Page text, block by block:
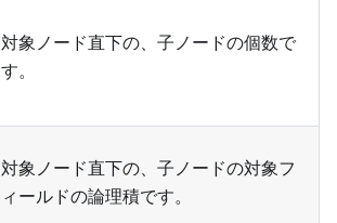
対象ノード直下の、子ノードの個数で
す。
対象ノード直下の、子ノードの対象フ
ィールドの論理積です。